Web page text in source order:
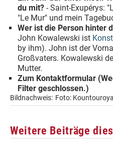
du mit? - Saint-Exupérys:
"Le Mur" und mein
Wer ist die Person hinter
John Kowalewski ist
by ihm). John ist der
Großvaters. Kowalewski
Mutter.
Zum Kontaktformular
Filter geschlossen.)
Bildnachweis: Foto:
Weitere Beiträge